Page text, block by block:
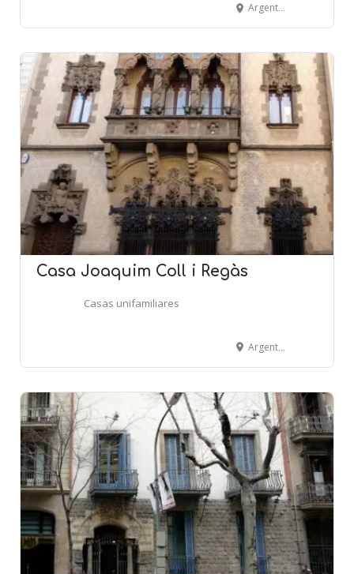
Argentona, 55-57 - MATARÓ
Casa Joaquim Coll i Regàs
Casas unifamiliares
Argentona, 55-57 - MATARÓ